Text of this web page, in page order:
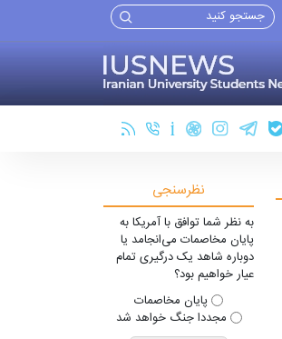
نظرسنجی
به نظر شما توافق با آمریکا به
پایان مخاصمات می‌انجامد یا
دوباره شاهد یک درگیری تمام
عیار خواهیم بود؟
پایان مخاصمات
مجددا جنگ خواهد شد